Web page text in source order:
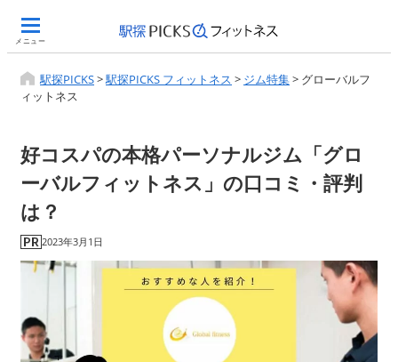
メニュー
駅探PICKS>駅探PICKS フィットネス > ジム特集> グローバルフ
ィットネス
好コスパの本格パーソナルジム「グロ
ーバルフィットネス」の口コミ・評判
は？
2023年3月1日